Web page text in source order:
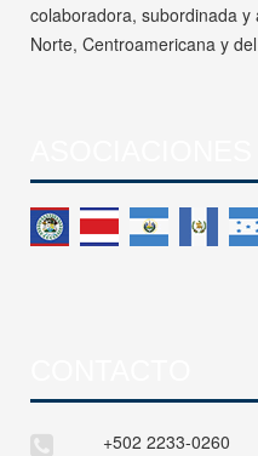
colaboradora, subordinada
Norte, Centroamericana y
+502 2233-0260